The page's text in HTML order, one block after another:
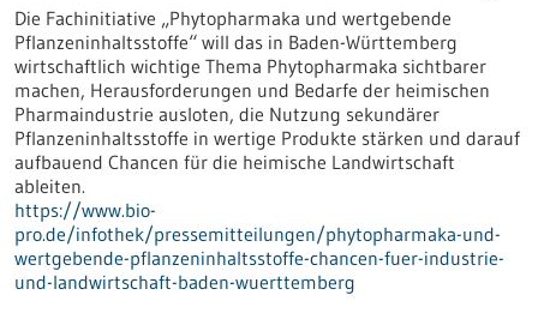
Die Fachinitiative „Phytopharmaka und wertgebende
Pflanzeninhaltsstoffe“ will das in Baden-Württemberg
wirtschaftlich wichtige Thema Phytopharmaka sichtbarer
machen, Herausforderungen und Bedarfe der heimischen
Pharmaindustrie ausloten, die Nutzung sekundärer
Pflanzeninhaltsstoffe in wertige Produkte stärken und darauf
aufbauend Chancen für die heimische Landwirtschaft
ableiten.
https://www.bio-
pro.de/infothek/pressemitteilungen/phytopharmaka-und-
wertgebende-pflanzeninhaltsstoffe-chancen-fuer-industrie-
und-landwirtschaft-baden-wuerttemberg